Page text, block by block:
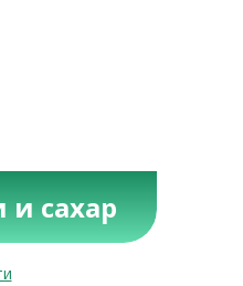
и сахар